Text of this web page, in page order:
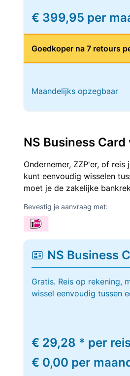
€ 399,95 per
Goedkoper na 7 retours
Maandelijks opzegbaar
NS Business
Ondernemer, ZZP'er, of
kunt eenvoudig wisselen
moet je de zakelijke
Bevestig je aanvraag met:
NS Business
Gratis. Reis op rekening,
wissel eenvoudig tussen
€ 29,28 * per
€ 0,00 per